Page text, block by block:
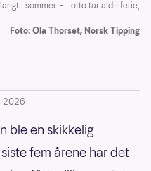
i sommer. – Lotto tar aldri ferie,
Foto: Ola Thorset, Norsk Tipping
2026
ble en skikkelig
fem årene har det